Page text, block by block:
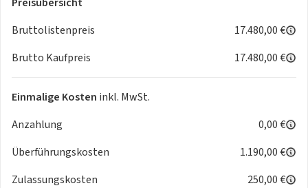
- LED-Rueckleuchten
- Colorverglasung
- ABS
- Beifahrer-Airbag
- Seitenairbags
- ESP
- Reifendruckkontrolle
Bruttolistenpreis
17.480,00 €
Brutto Kaufpreis
17.480,00 €
Einmalige Kosten inkl. MwSt.
Anzahlung
0,00 €
Überführungskosten
1.190,00 €
Zulassungskosten
250,00 €